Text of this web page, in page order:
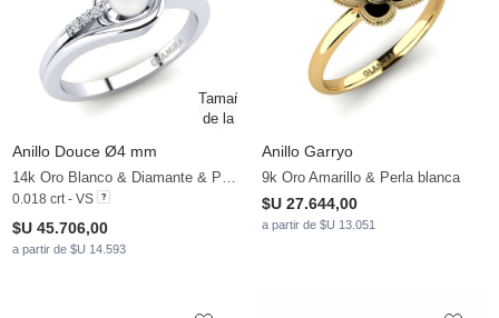
Anillo Douce Ø4 mm
14k Oro Blanco & Diamante & Perla blanca
0.018 crt - VS
$U 45.706,00
a partir de $U 14.593
Anillo Garryo
9k Oro Amarillo & Perla blanca
$U 27.644,00
a partir de $U 13.051